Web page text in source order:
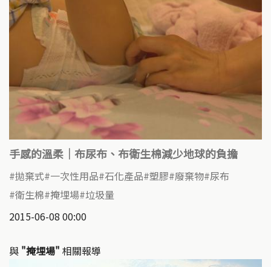
手感的溫柔｜布尿布、布衛生棉減少地球的負擔
拋棄式 一次性用品 石化產品 塑膠 廢棄物 尿布
衛生棉 掩埋場 垃圾量
2015-06-08 00:00
與 "掩埋場" 相關報導